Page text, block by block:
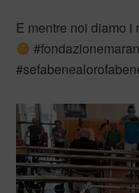
E mentre noi diamo i